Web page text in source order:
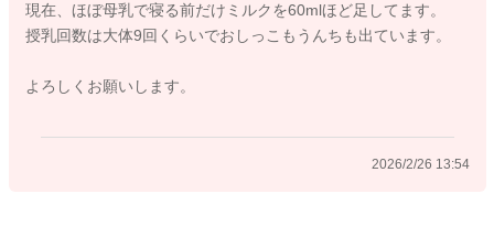
に、少しご様子を見ていただいても問題はないので、ママさん
も上手に気分転換などなさりながら育児されてくださいね。
りますが、もしずっと機嫌が悪いことが続いたり、哺乳量が低
現在、ほぼ母乳で寝る前だけミルクを60mlほど足してます。
授乳回数は大体9回くらいでおしっこもうんちも出ています。
よろしくお願いします。
2026/2/26 13:54